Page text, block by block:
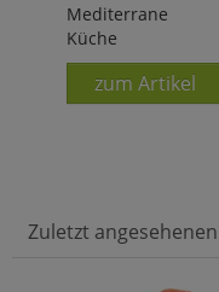
Mediterrane
Küche
zum Artikel
Zuletzt